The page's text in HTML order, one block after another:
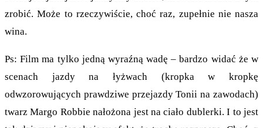
zrobić. Może to rzeczywiście, choć raz, zupełnie nie nasza
wina.
Ps: Film ma tylko jedną wyraźną wadę – bardzo widać że w
scenach jazdy na łyżwach (kropka w kropkę
odwzorowujących prawdziwe przejazdy Tonii na zawodach)
twarz Margo Robbie nałożona jest na ciało dublerki. I to jest